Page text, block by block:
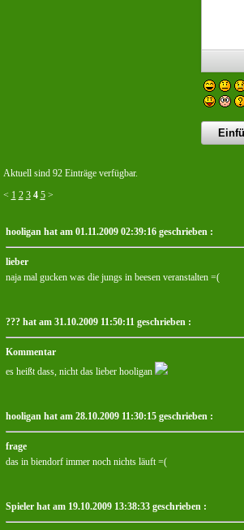
Aktuell sind 92 Einträge verfügbar.
< 1 2 3 4 5>
hooligan hat am 01.11.2009 02:39:16 geschrieben :
lieber
naja mal gucken was die jungs in beesen veranstalten =(
??? hat am 31.10.2009 11:50:11 geschrieben :
Kommentar
es heißt dass, nicht das lieber hooligan
hooligan hat am 28.10.2009 11:30:15 geschrieben :
frage
das in biendorf immer noch nichts läuft =(
Spieler hat am 19.10.2009 13:38:33 geschrieben :